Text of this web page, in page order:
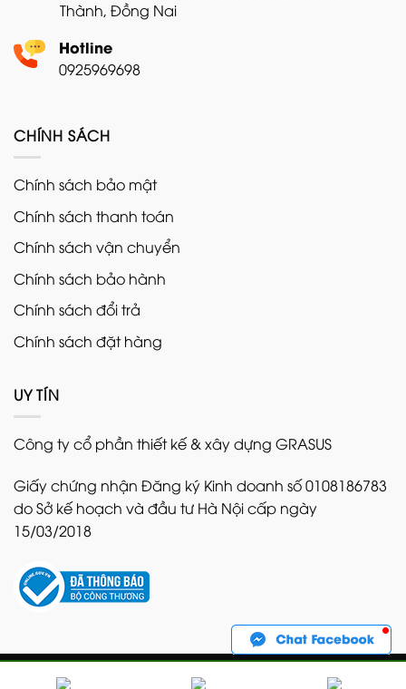
Thành, Đồng Nai
Hotline
0925969698
CHÍNH SÁCH
Chính sách bảo mật
Chính sách thanh toán
Chính sách vận chuyển
Chính sách bảo hành
Chính sách đổi trả
Chính sách đặt hàng
UY TÍN
Công ty cổ phần thiết kế & xây dựng GRASUS
Giấy chứng nhận Đăng ký Kinh doanh số 0108186783
do Sở kế hoạch và đầu tư Hà Nội cấp ngày
15/03/2018